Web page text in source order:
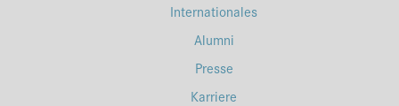
Internationales
Alumni
Presse
Karriere